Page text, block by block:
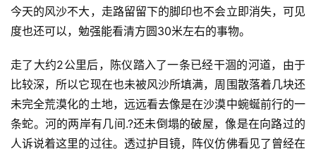
今天的风沙不大，走路留留下的脚印也不会立即消失，可见
度也还可以，勉强能看清方圆30米左右的事物。
走了大约2公里后，陈仪踏入了一条已经干涸的河道，由于
比较深，所以它现在也未被风沙所填满，周围散落着几块还
未完全荒漠化的土地，远远看去像是在沙漠中蜿蜒前行的一
条蛇。河的两岸有几间.?还未倒塌的破屋，像是在向路过的
人诉说着这里的过往。透过护目镜，阵仪仿佛看见了曾经在